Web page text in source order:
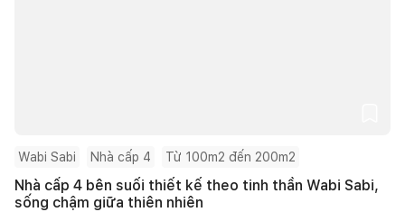
Wabi Sabi Nhà cấp 4 Từ 100m2 đến 200m2
Nhà cấp 4 bên suối thiết kế theo tinh thần Wabi Sabi,
sống chậm giữa thiên nhiên